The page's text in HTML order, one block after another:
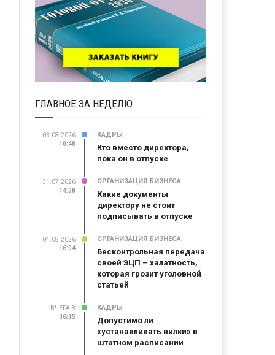
ГЛАВНОЕ ЗА НЕДЕЛЮ
03.08.2026
10:48
КАДРЫ
Кто вместо директора,
пока он в отпуске
31.07.2026
14:08
ОРГАНИЗАЦИЯ БИЗНЕСА
Какие документы
директору не стоит
подписывать в отпуске
04.08.2026
16:04
ОРГАНИЗАЦИЯ БИЗНЕСА
Бесконтрольная передача
своей ЭЦП – халатность,
которая грозит уголовной
статьей
ВЧЕРА В
16:15
16:15
КАДРЫ
Допустимо ли
«устанавливать вилки» в
штатном расписании